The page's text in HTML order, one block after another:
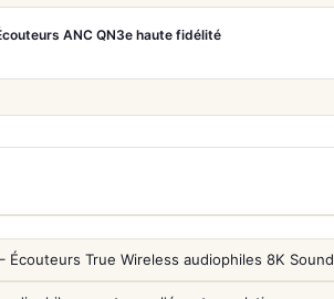
ANC QN3e haute fidélité
Écouteurs True Wireless audiophiles 8K Sound